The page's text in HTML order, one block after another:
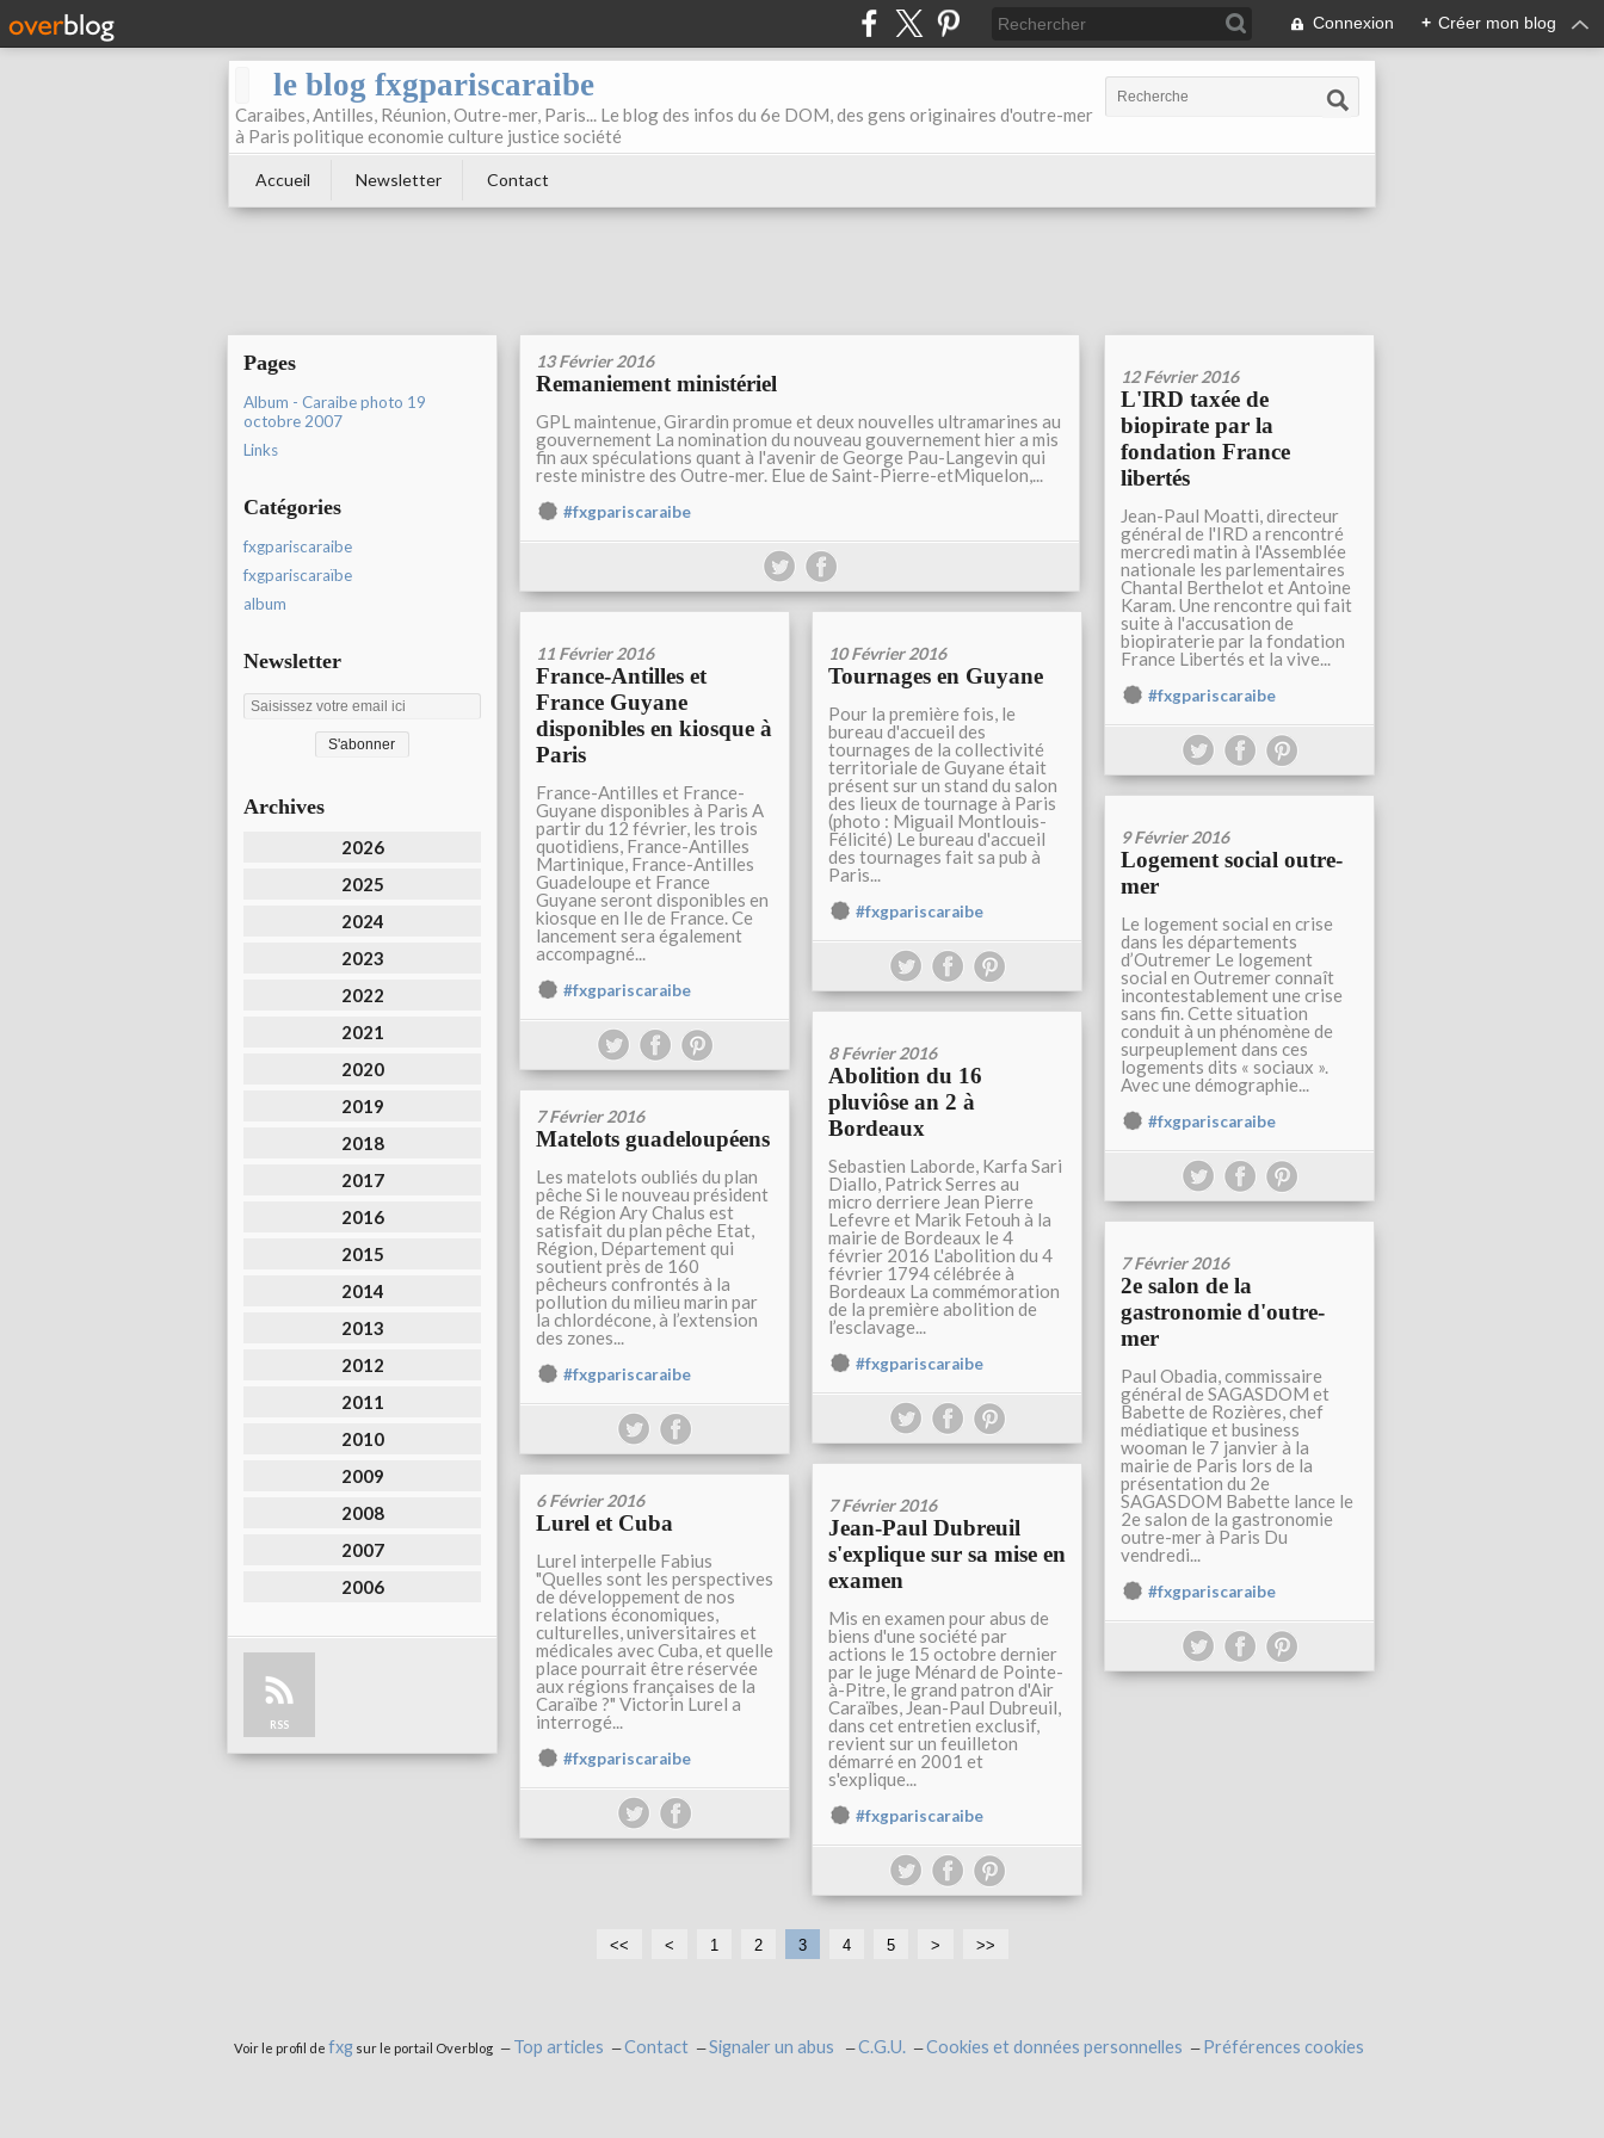
Connexion + Créer mon blog
le blog fxgpariscaraibe
Caraibes, Antilles, Réunion, Outre-mer, Paris... Le blog des infos du 6e DOM, des gens originaires d'outre-mer
à Paris politique economie culture justice société
Accueil Newsletter Contact
Pages
Album - Caraibe photo 19
octobre 2007
Links
Catégories
fxgpariscaraibe
fxgpariscaraïbe
album
Newsletter
Archives
2026
2025
2024
2023
2022
2021
2020
2019
2018
2017
2016
2015
2014
2013
2012
2011
2010
2009
2008
2007
2006
RSS
13 Février 2016
Remaniement ministériel
GPL maintenue, Girardin promue et deux nouvelles ultramarines au
gouvernement La nomination du nouveau gouvernement hier a mis
fin aux spéculations quant à l'avenir de George Pau-Langevin qui
reste ministre des Outre-mer. Elue de Saint-Pierre-etMiquelon,...
#fxgpariscaraibe
12 Février 2016
L'IRD taxée de
biopirate par la
fondation France
libertés
Jean-Paul Moatti, directeur
général de l'IRD a rencontré
mercredi matin à l'Assemblée
nationale les parlementaires
Chantal Berthelot et Antoine
Karam. Une rencontre qui fait
suite à l'accusation de
biopiraterie par la fondation
France Libertés et la vive...
#fxgpariscaraibe
11 Février 2016
France-Antilles et
France Guyane
disponibles en kiosque à
Paris
France-Antilles et France-
Guyane disponibles à Paris A
partir du 12 février, les trois
quotidiens, France-Antilles
Martinique, France-Antilles
Guadeloupe et France
Guyane seront disponibles en
kiosque en Ile de France. Ce
lancement sera également
accompagné...
#fxgpariscaraibe
10 Février 2016
Tournages en Guyane
Pour la première fois, le
bureau d'accueil des
tournages de la collectivité
territoriale de Guyane était
présent sur un stand du salon
des lieux de tournage à Paris
(photo : Miguail Montlouis-
Félicité) Le bureau d'accueil
des tournages fait sa pub à
Paris...
#fxgpariscaraibe
9 Février 2016
Logement social outre-
mer
Le logement social en crise
dans les départements
d’Outremer Le logement
social en Outremer connaît
incontestablement une crise
sans fin. Cette situation
conduit à un phénomène de
surpeuplement dans ces
logements dits « sociaux ».
Avec une démographie...
#fxgpariscaraibe
8 Février 2016
Abolition du 16
pluviôse an 2 à
Bordeaux
Sebastien Laborde, Karfa Sari
Diallo, Patrick Serres au
micro derriere Jean Pierre
Lefevre et Marik Fetouh à la
mairie de Bordeaux le 4
février 2016 L'abolition du 4
février 1794 célébrée à
Bordeaux La commémoration
de la première abolition de
l’esclavage...
#fxgpariscaraibe
7 Février 2016
Matelots guadeloupéens
Les matelots oubliés du plan
pêche Si le nouveau président
de Région Ary Chalus est
satisfait du plan pêche Etat,
Région, Département qui
soutient près de 160
pêcheurs confrontés à la
pollution du milieu marin par
la chlordécone, à l’extension
des zones...
#fxgpariscaraibe
7 Février 2016
2e salon de la
gastronomie d'outre-
mer
Paul Obadia, commissaire
général de SAGASDOM et
Babette de Rozières, chef
médiatique et business
wooman le 7 janvier à la
mairie de Paris lors de la
présentation du 2e
SAGASDOM Babette lance le
2e salon de la gastronomie
outre-mer à Paris Du
vendredi...
#fxgpariscaraibe
7 Février 2016
Jean-Paul Dubreuil
s'explique sur sa mise en
examen
Mis en examen pour abus de
biens d'une société par
actions le 15 octobre dernier
par le juge Ménard de Pointe-
à-Pitre, le grand patron d'Air
Caraïbes, Jean-Paul Dubreuil,
dans cet entretien exclusif,
revient sur un feuilleton
démarré en 2001 et
s'explique...
#fxgpariscaraibe
6 Février 2016
Lurel et Cuba
Lurel interpelle Fabius
"Quelles sont les perspectives
de développement de nos
relations économiques,
culturelles, universitaires et
médicales avec Cuba, et quelle
place pourrait être réservée
aux régions françaises de la
Caraïbe ?" Victorin Lurel a
interrogé...
#fxgpariscaraibe
<< < 1 2 3 4 5 > >>
Voir le profil de fxgsur le portail Overblog Top articles Contact Signaler un abus C.G.U. Cookies et données personnelles Préférences cookies